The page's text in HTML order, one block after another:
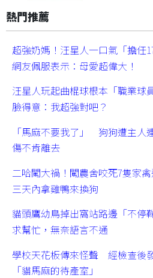
熱門推薦
超強奶媽！汪星人一口氣「擔任
網友佩服表示：母愛超偉大！
汪星人玩起曲棍球根本「職業
臉得意：我超強對吧？
「馬麻不要我了」 狗狗遭主人
傷不肯離去
二哈闖大禍！闖農舍咬死7隻家
三天內拿雞鴨來換狗
貓頭鷹幼鳥掉出窩站路邊「不
求幫忙，無奈語言不通
學校天花板傳來怪聲 經檢查後
「貓馬麻的待產室」